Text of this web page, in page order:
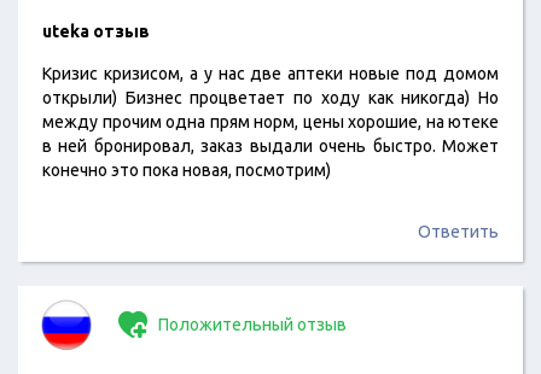
uteka отзыв
Кризис кризисом, а у нас две аптеки новые под домом
открыли) Бизнес процветает по ходу как никогда) Но
между прочим одна прям норм, цены хорошие, на ютеке
в ней бронировал, заказ выдали очень быстро. Может
конечно это пока новая, посмотрим)
Ответить
Положительный отзыв